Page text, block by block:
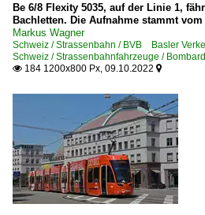
Be 6/8 Flexity 5035, auf der Linie 1,
Bachletten. Die Aufnahme stammt vom
Markus Wagner
Schweiz / Strassenbahn / BVB Basler
Schweiz / Strassenbahnfahrzeuge /
 184 1200x800 Px, 09.10.2022 